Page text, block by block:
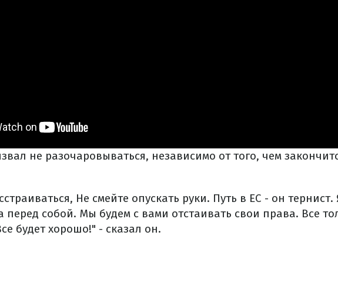
не разочаровываться, независимо от того, чем
Не смейте опускать руки. Путь в ЕС - он
перед собой. Мы будем с вами отстаивать свои права. Все
будет хорошо!" - сказал он.